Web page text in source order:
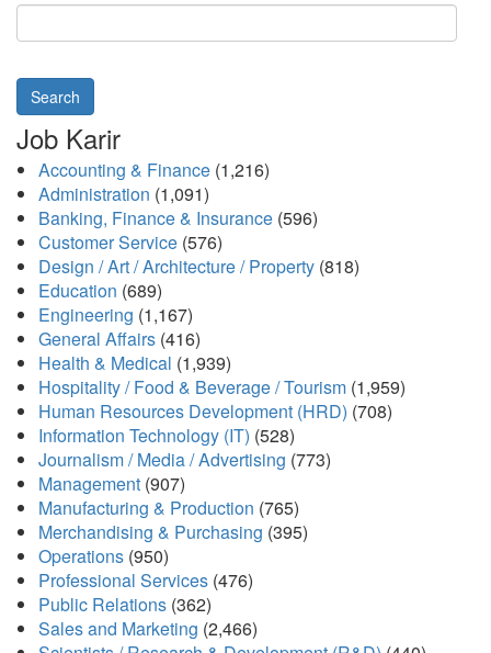
Search
Job Karir
Accounting & Finance (1,216)
Administration (1,091)
Banking, Finance & Insurance (596)
Customer Service (576)
Design / Art / Architecture / Property (818)
Education (689)
Engineering (1,167)
General Affairs (416)
Health & Medical (1,939)
Hospitality / Food & Beverage / Tourism (1,959)
Human Resources Development (HRD) (708)
Information Technology (IT) (528)
Journalism / Media / Advertising (773)
Management (907)
Manufacturing & Production (765)
Merchandising & Purchasing (395)
Operations (950)
Professional Services (476)
Public Relations (362)
Sales and Marketing (2,466)